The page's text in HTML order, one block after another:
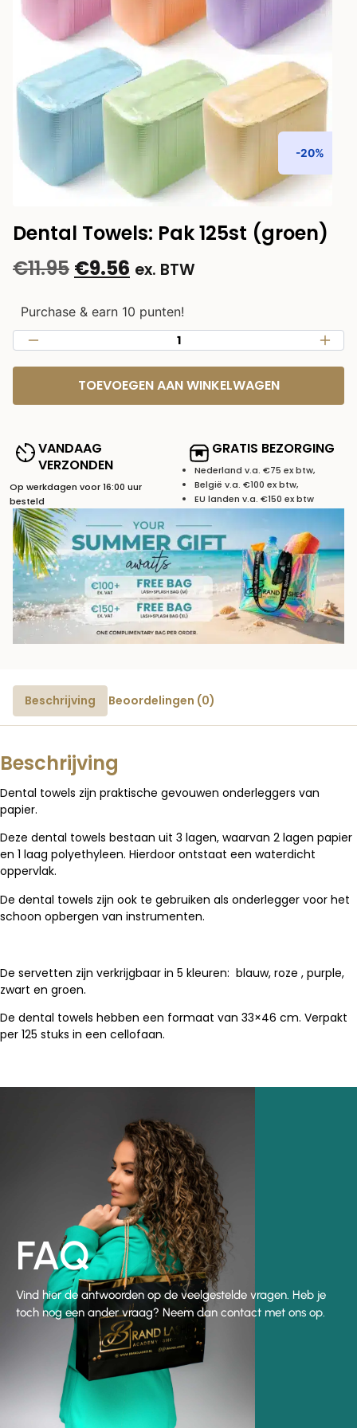
-20%
Dental Towels: Pak 125st (groen)
€11.95 €9.56 ex. BTW
Purchase & earn 10 punten!
TOEVOEGEN AAN WINKELWAGEN
VANDAAG
VERZONDEN
Op werkdagen voor 16:00 uur
besteld
GRATIS BEZORGING
Nederland v.a. €75 ex btw,
België v.a. €100 ex btw,
EU landen v.a. €150 ex btw
Beschrijving Beoordelingen (0)
Beschrijving
Dental towels zijn praktische gevouwen onderleggers van
papier.
Deze dental towels bestaan uit 3 lagen, waarvan 2 lagen papier
en 1 laag polyethyleen. Hierdoor ontstaat een waterdicht
oppervlak.
De dental towels zijn ook te gebruiken als onderlegger voor het
schoon opbergen van instrumenten.
De servetten zijn verkrijgbaar in 5 kleuren: blauw, roze , purple,
zwart en groen.
De dental towels hebben een formaat van 33×46 cm. Verpakt
per 125 stuks in een cellofaan.
FAQ
Vind hier de antwoorden op de veelgestelde vragen. Heb je
toch nog een ander vraag? Neem dan contact met ons op.